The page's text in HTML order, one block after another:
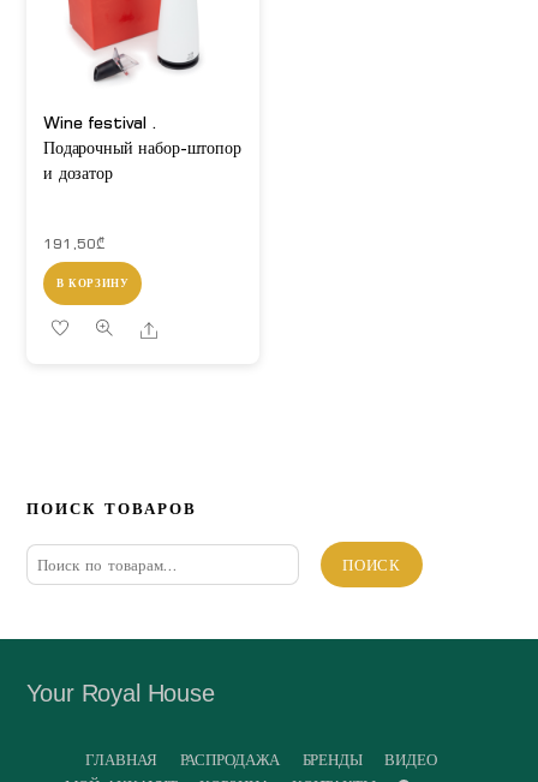
Wine festival .
Подарочный набор-штопор
и дозатор
191,50₾
В КОРЗИНУ
Share
ПОИСК ТОВАРОВ
Искать:
ПОИСК
Your Royal House
ГЛАВНАЯ РАСПРОДАЖА БРЕНДЫ
ВИДЕО